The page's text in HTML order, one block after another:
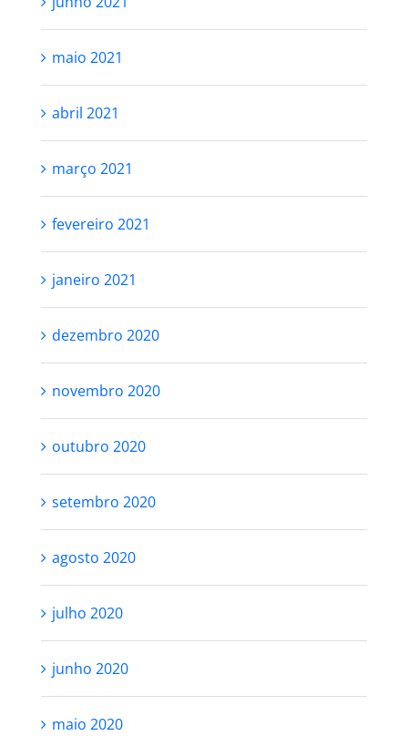
junho 2021
maio 2021
abril 2021
março 2021
fevereiro 2021
janeiro 2021
dezembro 2020
novembro 2020
outubro 2020
setembro 2020
agosto 2020
julho 2020
junho 2020